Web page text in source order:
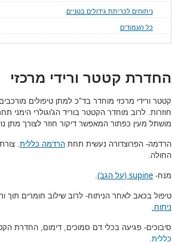
ניתוחים לכריתת גידולים בטניים
כל העמודים
החדרת קטטר ורידי מרכזי
קטטר ורידי מרכזי מוחדר בד"כ למתן טיפולים
חוזרות. לרוב מוחדר הקטטר בוריד הג'וגולרי
מושתל מעין כפתור המאפשר דיקור חוזר לצורך מתן
הרדמה- הפרוצדורה נעשית תחת הרדמה כללית.
החולה.
מנח- supine (על הגב).
טיפול בכאב לאחר הניתוח- לרוב שילוב חומרים תוך
ניתוח.
סיבוכים- פגיעה בכלי דם סמוכים, דימום, החדרת
כללית.